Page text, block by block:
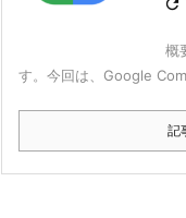

概
す。今回は、Google
記